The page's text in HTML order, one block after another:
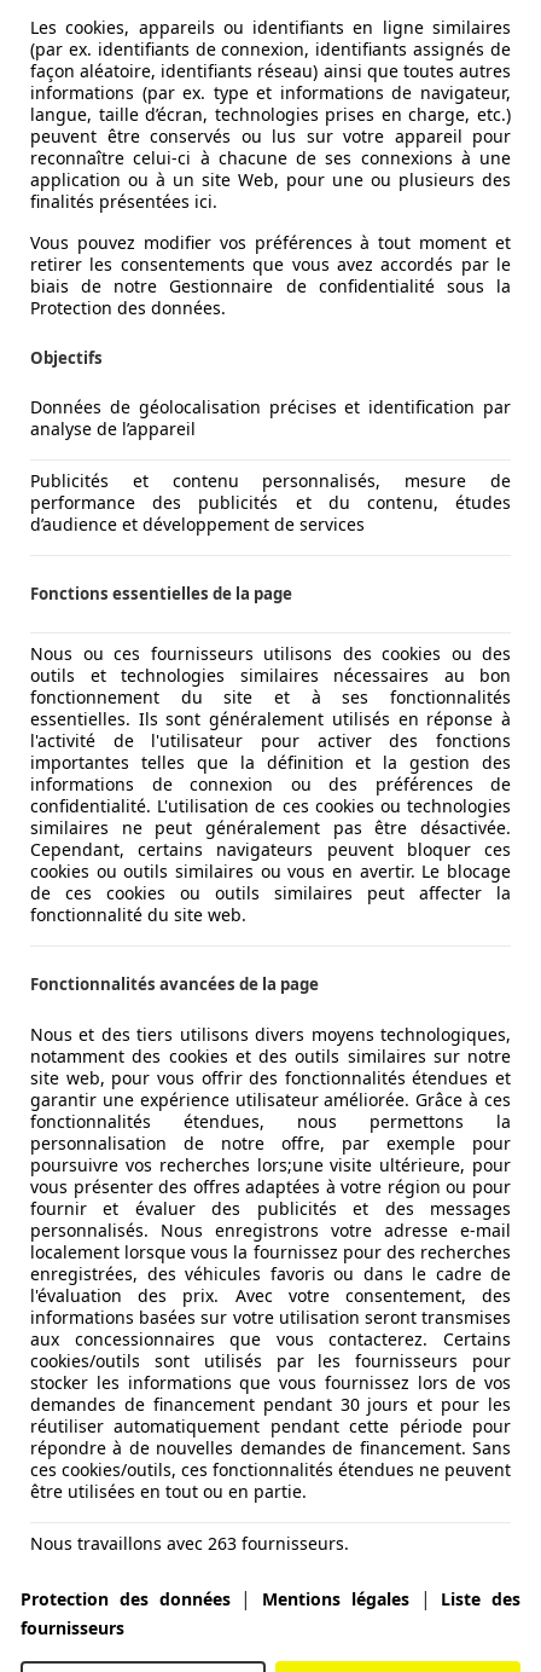
première fois au public son modèle d'entrée de
éléments de sécurité de la classe E, dont notamment
de la voiture. Lire la suite
supérieure et de laclasse Ade Daimler. Le
motrices Entre 1997 et 2000, les modèles
capacité augmentée à 2,6 litres. Ce dernier moteur
disponible en beline et break modèle T avec traction
litres de super, les breaks 12 litres. La nouvelle
Benz E 240 a obtenu une nouvelle boîte à six
permettait une vitesse de pointe de 236km/h
avait une accélération légèrement plus lente et
E 240 break de la nouvelle génération consommait
Mercedes-Benz E 240.
l'augmentation de la taille du coffre de 20 litres,
véhicule. Extérieurement, les nouveaux modèles
également de feux de freinage LED. Au
modèle six-cylindré Mercedes-Benz E 230.
nouvelle voiture Mercedes-Benz E 240 offres
Les cookies, appareils ou identifiants en ligne similaires
(par ex. identifiants de connexion, identifiants assignés de
façon aléatoire, identifiants réseau) ainsi que toutes autres
informations (par ex. type et informations de navigateur,
langue, taille d’écran, technologies prises en charge, etc.)
peuvent être conservés ou lus sur votre appareil pour
reconnaître celui-ci à chacune de ses connexions à une
application ou à un site Web, pour une ou plusieurs des
finalités présentées ici.
Vous pouvez modifier vos préférences à tout moment et
retirer les consentements que vous avez accordés par le
biais de notre Gestionnaire de confidentialité sous la
Protection des données.
Objectifs
Données de géolocalisation précises et identification par
analyse de l’appareil
Publicités et contenu personnalisés, mesure de
performance des publicités et du contenu, études
d’audience et développement de services
Fonctions essentielles de la page
Nous ou ces fournisseurs utilisons des cookies ou des
outils et technologies similaires nécessaires au bon
fonctionnement du site et à ses fonctionnalités
essentielles. Ils sont généralement utilisés en réponse à
l'activité de l'utilisateur pour activer des fonctions
importantes telles que la définition et la gestion des
informations de connexion ou des préférences de
confidentialité. L'utilisation de ces cookies ou technologies
similaires ne peut généralement pas être désactivée.
Cependant, certains navigateurs peuvent bloquer ces
cookies ou outils similaires ou vous en avertir. Le blocage
de ces cookies ou outils similaires peut affecter la
fonctionnalité du site web.
Fonctionnalités avancées de la page
Nous et des tiers utilisons divers moyens technologiques,
notamment des cookies et des outils similaires sur notre
site web, pour vous offrir des fonctionnalités étendues et
garantir une expérience utilisateur améliorée. Grâce à ces
fonctionnalités étendues, nous permettons la
personnalisation de notre offre, par exemple pour
poursuivre vos recherches lors;une visite ultérieure, pour
vous présenter des offres adaptées à votre région ou pour
fournir et évaluer des publicités et des messages
personnalisés. Nous enregistrons votre adresse e-mail
localement lorsque vous la fournissez pour des recherches
enregistrées, des véhicules favoris ou dans le cadre de
l'évaluation des prix. Avec votre consentement, des
informations basées sur votre utilisation seront transmises
aux concessionnaires que vous contacterez. Certains
cookies/outils sont utilisés par les fournisseurs pour
stocker les informations que vous fournissez lors de vos
demandes de financement pendant 30 jours et pour les
réutiliser automatiquement pendant cette période pour
répondre à de nouvelles demandes de financement. Sans
ces cookies/outils, ces fonctionnalités étendues ne peuvent
être utilisées en tout ou en partie.
Nous travaillons avec 263 fournisseurs.
Protection des données| Mentions légales|
Liste des
fournisseurs